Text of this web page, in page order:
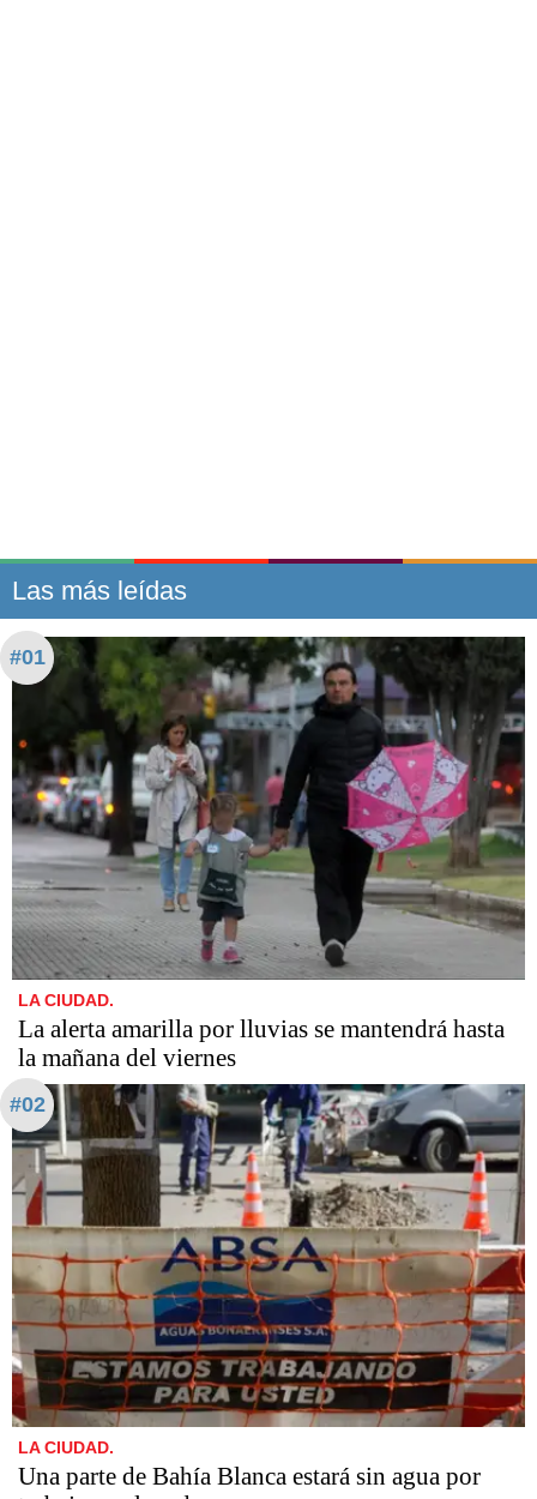
Las más leídas
#01
LA CIUDAD.
La alerta amarilla por lluvias se mantendrá hasta
la mañana del viernes
#02
LA CIUDAD.
Una parte de Bahía Blanca estará sin agua por